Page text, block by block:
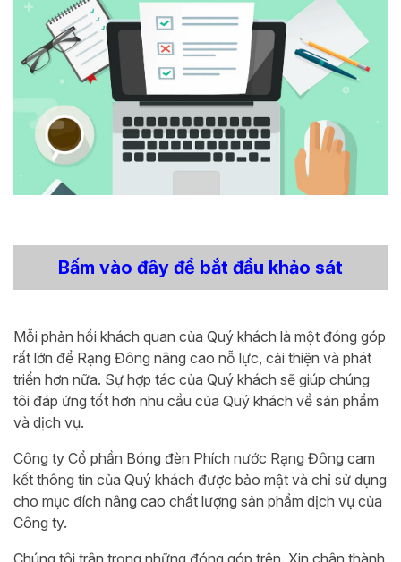
Bấm vào đây để bắt đầu khảo sát
Mỗi phản hồi khách quan của Quý khách là một đóng góp
rất lớn để Rạng Đông nâng cao nỗ lực, cải thiện và phát
triển hơn nữa. Sự hợp tác của Quý khách sẽ giúp chúng
tôi đáp ứng tốt hơn nhu cầu của Quý khách về sản phẩm
và dịch vụ.
Công ty Cổ phần Bóng đèn Phích nước Rạng Đông cam
kết thông tin của Quý khách được bảo mật và chỉ sử dụng
cho mục đích nâng cao chất lượng sản phẩm dịch vụ của
Công ty.